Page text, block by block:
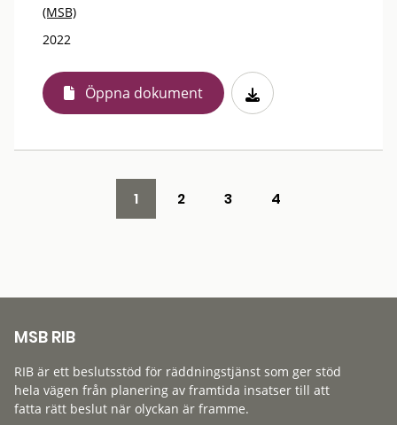
(MSB)
2022
Öppna dokument
1 2 3 4
MSB RIB
RIB är ett beslutsstöd för räddningstjänst som ger stöd
hela vägen från planering av framtida insatser till att
fatta rätt beslut när olyckan är framme.